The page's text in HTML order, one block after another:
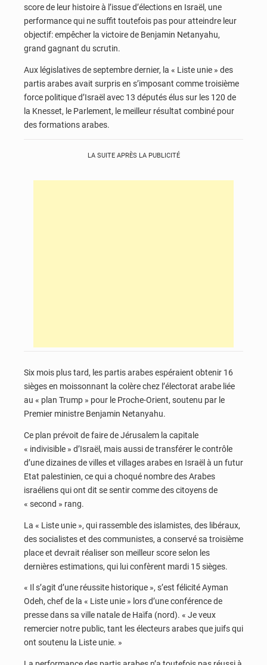
score de leur histoire à l’issue d’élections en Israël, une
performance qui ne suffit toutefois pas pour atteindre leur
objectif: empêcher la victoire de Benjamin Netanyahu,
grand gagnant du scrutin.
Aux législatives de septembre dernier, la « Liste unie » des
partis arabes avait surpris en s’imposant comme troisième
force politique d’Israël avec 13 députés élus sur les 120 de
la Knesset, le Parlement, le meilleur résultat combiné pour
des formations arabes.
LA SUITE APRÈS LA PUBLICITÉ
Six mois plus tard, les partis arabes espéraient obtenir 16
sièges en moissonnant la colère chez l’électorat arabe liée
au « plan Trump » pour le Proche-Orient, soutenu par le
Premier ministre Benjamin Netanyahu.
Ce plan prévoit de faire de Jérusalem la capitale
« indivisible » d’Israël, mais aussi de transférer le contrôle
d’une dizaines de villes et villages arabes en Israël à un futur
Etat palestinien, ce qui a choqué nombre des Arabes
israéliens qui ont dit se sentir comme des citoyens de
« second » rang.
La « Liste unie », qui rassemble des islamistes, des libéraux,
des socialistes et des communistes, a conservé sa troisième
place et devrait réaliser son meilleur score selon les
dernières estimations, qui lui confèrent mardi 15 sièges.
« Il s’agit d’une réussite historique », s’est félicité Ayman
Odeh, chef de la « Liste unie » lors d’une conférence de
presse dans sa ville natale de Haïfa (nord). « Je veux
remercier notre public, tant les électeurs arabes que juifs qui
ont soutenu la Liste unie. »